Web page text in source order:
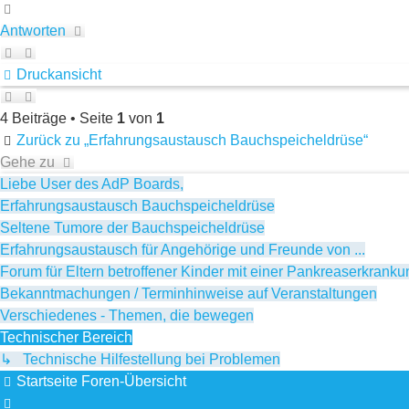
oben
Antworten
Druckansicht
4 Beiträge • Seite 1 von 1
Zurück zu „Erfahrungsaustausch Bauchspeicheldrüse“
Gehe zu
Liebe User des AdP Boards,
Erfahrungsaustausch Bauchspeicheldrüse
Seltene Tumore der Bauchspeicheldrüse
Erfahrungsaustausch für Angehörige und Freunde von ...
Forum für Eltern betroffener Kinder mit einer
Bekanntmachungen / Terminhinweise auf Veranstaltungen
Verschiedenes - Themen, die bewegen
Technischer Bereich
↳ Technische Hilfestellung bei Problemen
Startseite Foren-Übersicht